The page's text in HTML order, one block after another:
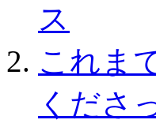
ス
これま
くださ